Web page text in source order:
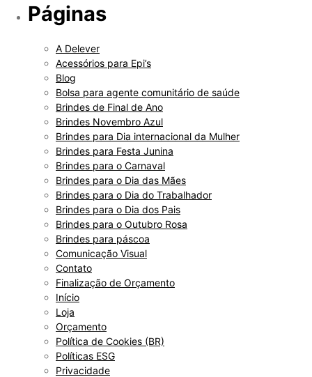
Páginas
A Delever
Acessórios para Epi’s
Blog
Bolsa para agente comunitário de saúde
Brindes de Final de Ano
Brindes Novembro Azul
Brindes para Dia internacional da Mulher
Brindes para Festa Junina
Brindes para o Carnaval
Brindes para o Dia das Mães
Brindes para o Dia do Trabalhador
Brindes para o Dia dos Pais
Brindes para o Outubro Rosa
Brindes para páscoa
Comunicação Visual
Contato
Finalização de Orçamento
Início
Loja
Orçamento
Política de Cookies (BR)
Políticas ESG
Privacidade